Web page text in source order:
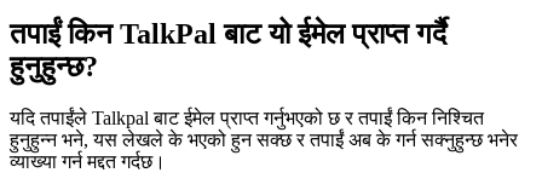
तपाईं किन TalkPal बाट यो ईमेल प्राप्त गर्दै
हुनुहुन्छ?
यदि तपाईंले Talkpal बाट ईमेल प्राप्त गर्नुभएको छ र तपाईं किन निश्चित
हुनुहुन्न भने, यस लेखले के भएको हुन सक्छ र तपाईं अब के गर्न सक्नुहुन्छ भनेर
व्याख्या गर्न मद्दत गर्दछ।